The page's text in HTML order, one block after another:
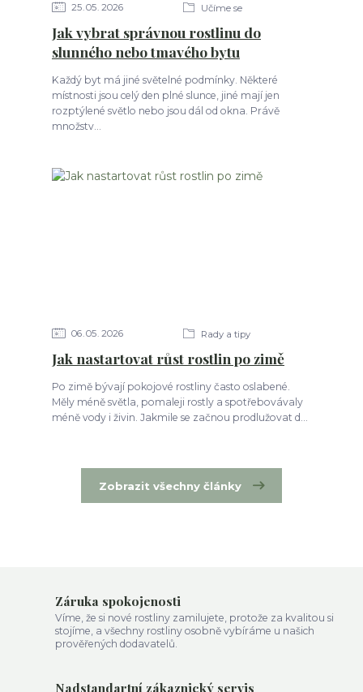
25 05 2026 Učíme se
Jak vybrat správnou rostlinu do
slunného nebo tmavého bytu
Každý byt má jiné světelné podmínky. Některé
místnosti jsou celý den plné slunce, jiné mají jen
rozptýlené světlo nebo jsou dál od okna. Právě
množstv...
06 05 2026 Rady a tipy
Jak nastartovat růst rostlin po zimě
Po zimě bývají pokojové rostliny často oslabené.
Měly méně světla, pomaleji rostly a spotřebovávaly
méně vody i živin. Jakmile se začnou prodlužovat d...
Zobrazit všechny články
Záruka spokojenosti
Víme, že si nové rostliny zamilujete, protože za kvalitou si
stojíme, a všechny rostliny osobně vybíráme u našich
prověřených dodavatelů.
Nadstandartní zákaznický servis